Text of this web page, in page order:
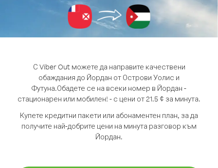
С Viber Out можете да направите качествени
обаждания до Йордан от Острови Уолис и
Футуна.Обадете се на всеки номер в Йордан -
стационарен или мобилен! - с цени от 21.5 ¢ за минута.
Купете кредитни пакети или абонаментен план, за да
получите най-добрите цени на минута разговор към
Йордан.